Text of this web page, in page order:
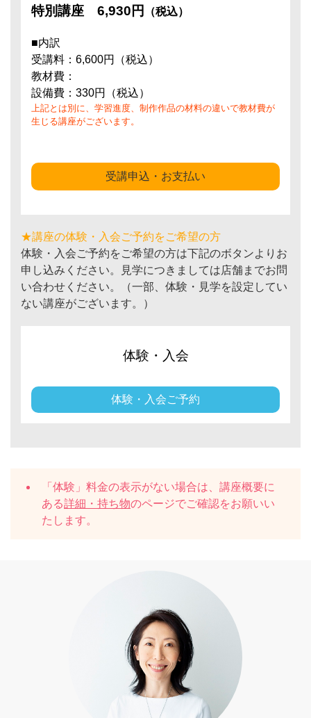
特別講座 6,930円 （税込）
■内訳
受講料：6,600円（税込）
教材費：
設備費：330円（税込）
上記とは別に、学習進度、制作作品の材料の違いで教材費が
生じる講座がございます。
受講申込・お支払い
★講座の体験・入会ご予約をご希望の方
体験・入会ご予約をご希望の方は下記のボタンよりお
申し込みください。見学につきましては店舗までお問
い合わせください。（一部、体験・見学を設定してい
ない講座がございます。）
体験・入会
体験・入会ご予約
「体験」料金の表示がない場合は、講座概要に
ある詳細・持ち物のページでご確認をお願いい
たします。